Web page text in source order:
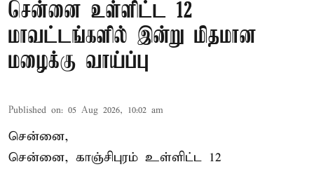
சென்னை உள்ளிட்ட 12
மாவட்டங்களில் இன்று மிதமான
மழைக்கு வாய்ப்பு
Published on: 05 Aug 2026, 10:02 am
சென்னை,
சென்னை, காஞ்சிபுரம் உள்ளிட்ட 12